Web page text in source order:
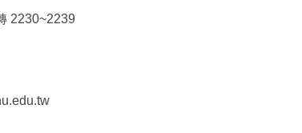
2230~2239